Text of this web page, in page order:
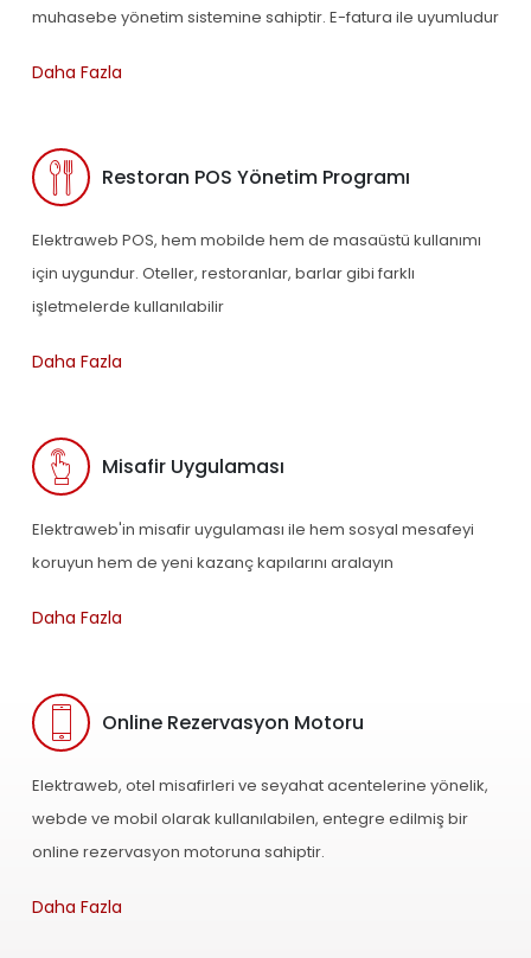
muhasebe yönetim sistemine sahiptir. E-fatura ile uyumludur
Daha Fazla
Restoran POS Yönetim Programı
Elektraweb POS, hem mobilde hem de masaüstü kullanımı
için uygundur. Oteller, restoranlar, barlar gibi farklı
işletmelerde kullanılabilir
Daha Fazla
Misafir Uygulaması
Elektraweb'in misafir uygulaması ile hem sosyal mesafeyi
koruyun hem de yeni kazanç kapılarını aralayın
Daha Fazla
Online Rezervasyon Motoru
Elektraweb, otel misafirleri ve seyahat acentelerine yönelik,
webde ve mobil olarak kullanılabilen, entegre edilmiş bir
online rezervasyon motoruna sahiptir.
Daha Fazla